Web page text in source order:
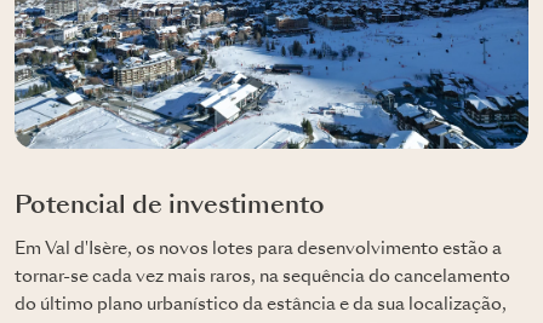
Potencial de investimento
Em Val d'Isère, os novos lotes para desenvolvimento estão a
tornar-se cada vez mais raros, na sequência do cancelamento
do último plano urbanístico da estância e da sua localização,